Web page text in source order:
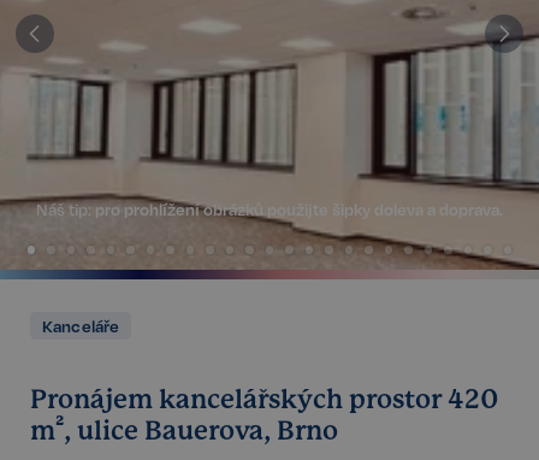
Náš tip:pro prohlížení obrázků použijte šipky doleva a doprava.
Kanceláře
Pronájem kancelářských prostor 420
m², ulice Bauerova, Brno